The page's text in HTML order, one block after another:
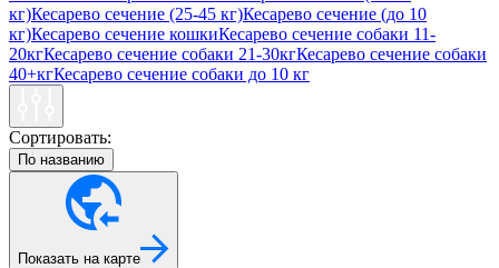
кг)Кесарево сечение (25-45 кг)Кесарево сечение (до 10
кг)Кесарево сечение кошкиКесарево сечение собаки 11-
20кгКесарево сечение собаки 21-30кгКесарево сечение собаки
40+кгКесарево сечение собаки до 10 кг
Сортировать:
По названию
Показать на карте